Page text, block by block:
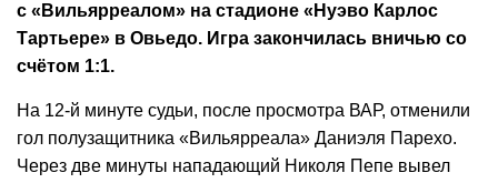
с «Вильярреалом» на стадионе «Нуэво Карлос
Тартьере» в Овьедо. Игра закончилась вничью со
счётом 1:1.
На 12-й минуте судьи, после просмотра ВАР, отменили
гол полузащитника «Вильярреала» Даниэля Парехо.
Через две минуты нападающий Николя Пепе вывел